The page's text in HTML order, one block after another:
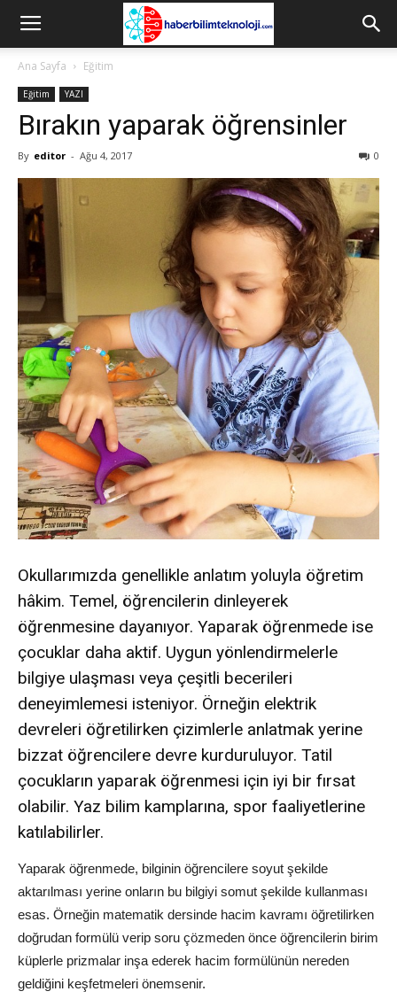
Ana Sayfa Eğitim
Eğitim YAZI
Bırakın yaparak öğrensinler
By editor - Ağu 4, 2017 0
Okullarımızda genellikle anlatım yoluyla öğretim
hâkim. Temel, öğrencilerin dinleyerek
öğrenmesine dayanıyor. Yaparak öğrenmede ise
çocuklar daha aktif. Uygun yönlendirmelerle
bilgiye ulaşması veya çeşitli becerileri
deneyimlemesi isteniyor. Örneğin elektrik
devreleri öğretilirken çizimlerle anlatmak yerine
bizzat öğrencilere devre kurduruluyor. Tatil
çocukların yaparak öğrenmesi için iyi bir fırsat
olabilir. Yaz bilim kamplarına, spor faaliyetlerine
katılabilirler.
Yaparak öğrenmede, bilginin öğrencilere soyut şekilde
aktarılması yerine onların bu bilgiyi somut şekilde kullanması
esas. Örneğin matematik dersinde hacim kavramı öğretilirken
doğrudan formülü verip soru çözmeden önce öğrencilerin birim
küplerle prizmalar inşa ederek hacim formülünün nereden
geldiğini keşfetmeleri önemsenir.